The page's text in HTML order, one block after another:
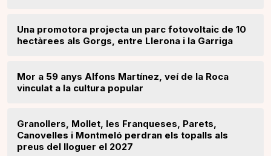
Una promotora projecta un parc fotovoltaic de 10
hectàrees als Gorgs, entre Llerona i la Garriga
Mor a 59 anys Alfons Martínez, veí de la Roca
vinculat a la cultura popular
Granollers, Mollet, les Franqueses, Parets,
Canovelles i Montmeló perdran els topalls als
preus del lloguer el 2027